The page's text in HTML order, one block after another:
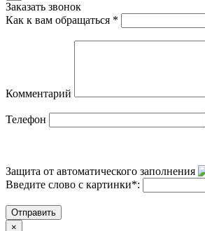
Заказать звонок
Как к вам обращаться *
Комментарий
Телефон
Защита от автоматического заполнения
Введите слово с картинки*:
Отправить
×